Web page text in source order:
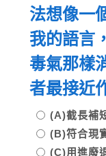
法想像一
我的語言
毒氣那樣
者最接近
(A)截長補
(B)符合現
(C)用進廢